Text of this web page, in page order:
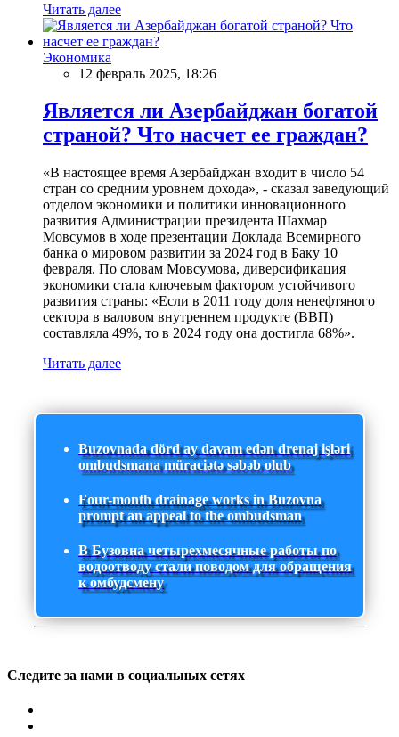
Читать далее
Экономика
12 февраль 2025, 18:26
Является ли Азербайджан богатой
страной? Что насчет ее граждан?
«В настоящее время Азербайджан входит в число 54
стран со средним уровнем дохода», - сказал заведующий
отделом экономики и политики инновационного
развития Администрации президента Шахмар
Мовсумов в ходе презентации Доклада Всемирного
банка о мировом развитии за 2024 год в Баку 10
февраля. По словам Мовсумова, диверсификация
экономики стала ключевым фактором устойчивого
развития страны: «Если в 2011 году доля ненефтяного
сектора в валовом внутреннем продукте (ВВП)
составляла 49%, то в 2024 году она достигла 68%».
Читать далее
Buzovnada dörd ay davam edən drenaj işləri
ombudsmana müraciətə səbəb olub
Four-month drainage works in Buzovna
prompt an appeal to the ombudsman
В Бузовна четырехмесячные работы по
водоотводу стали поводом для обращения
к омбудсмену
Следите за нами в социальных сетях